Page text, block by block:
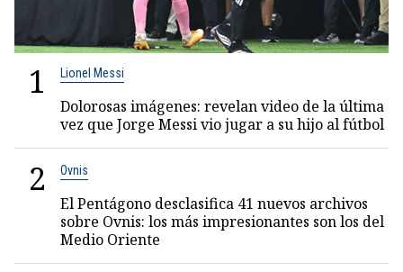
1 Lionel Messi
Dolorosas imágenes: revelan video de la última
vez que Jorge Messi vio jugar a su hijo al fútbol
2 Ovnis
El Pentágono desclasifica 41 nuevos archivos
sobre Ovnis: los más impresionantes son los del
Medio Oriente